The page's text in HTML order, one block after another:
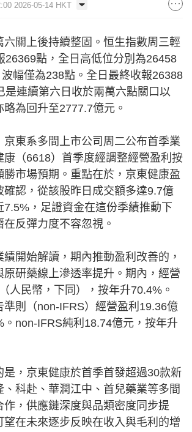
2026-05-14 HKT
六關上後持續整固。恒生指數周三輕
26369點，全日高低位分別為26458
幅僅為238點。全日最終收報26388
是連續第六日收於兩萬六點關口以
為回升至2777.7億元。
東系多間上市公司周二公布首季業
康（6618）首季度經調整經營盈利按
勝市場預期。重點在於，京東健康盈
確認，從該股昨日成交額多達9.7億
7.5%，足證資金在這份季績推動下
反彈力度不容忽視。
始解讀，期內推動盈利改善的，
原研藥線上滲透率提升。期內，經營
人民幣，下同），按年升70.4%。
準則（non-IFRS）經營盈利19.36億
。non-IFRS純利18.74億元，按年升
，京東健康於首季首發超過30款新
、科赴、華潤江中、首兒藥業等多間
作，供應鏈深度與品類密度同步提
望在未來逐步反映在收入與毛利的增